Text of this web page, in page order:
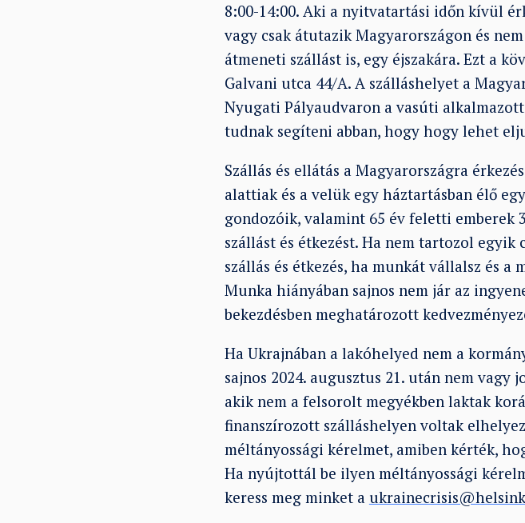
8:00-14:00. Aki a nyitvatartási időn kívül
vagy csak átutazik Magyarországon és
átmeneti szállást is, egy éjszakára. Ezt a
Galvani utca 44/A. A szálláshelyet a
Nyugati Pályaudvaron a vasúti
tudnak segíteni abban, hogy hogy lehet
Szállás és ellátás a Magyarországra
alattiak és a velük egy háztartásban élő
gondozóik, valamint 65 év feletti
szállást és étkezést. Ha nem tartozol egyik
szállás és étkezés, ha munkát vállalsz és a
Munka hiányában sajnos nem jár az
bekezdésben meghatározott
Ha Ukrajnában a lakóhelyed nem a
sajnos 2024. augusztus 21. után nem
akik nem a felsorolt megyékben laktak
finanszírozott szálláshelyen voltak
méltányossági kérelmet, amiben kérték,
Ha nyújtottál be ilyen méltányossági
keress meg minket a